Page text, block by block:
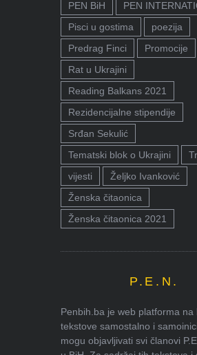
PEN BiH
PEN
Pisci u gostima
poezija
Predrag Finci
Promocije
Rat u Ukrajini
Reading Balkans 2021
Rezidencijalne stipendije
Srđan Sekulić
Tematski blok o Ukrajini
vijesti
Željko Ivanković
Ženska čitaonica
Ženska čitaonica 2021
P.E.N.
Penbih.ba je web platforma na
tekstove samostalno i
mogu objavljivati svi članovi